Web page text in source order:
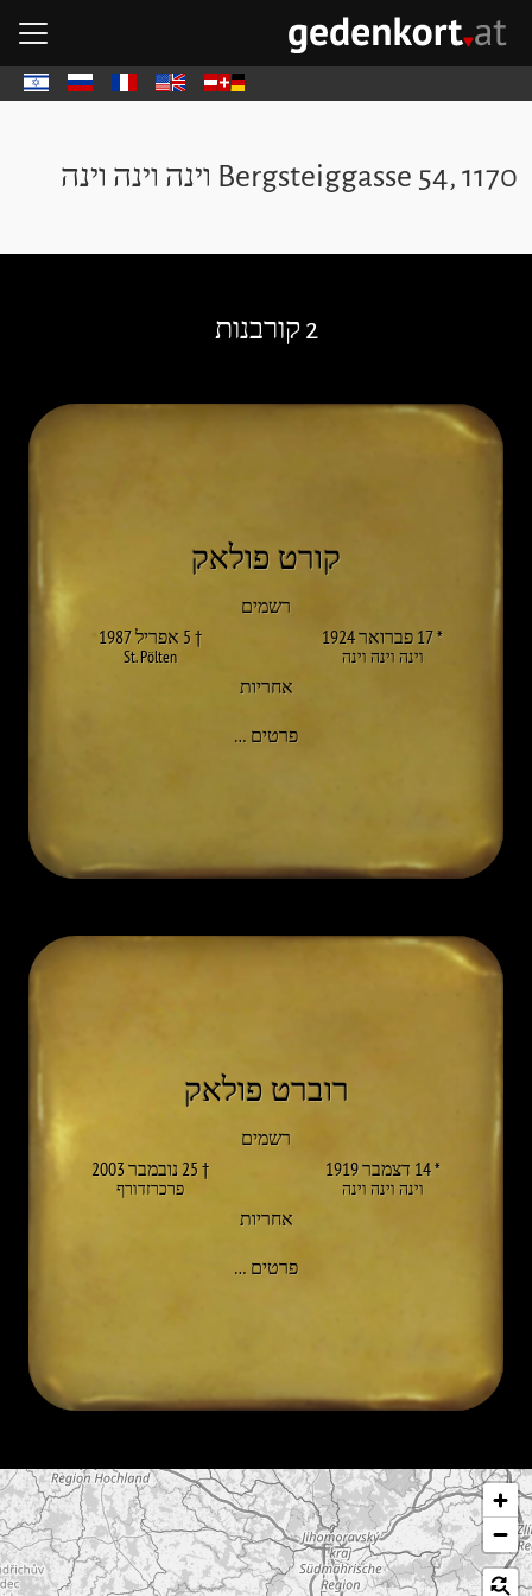
GEDENKORT - דף הבית
Deutsch
English
Français
Русский
Bergsteiggasse 54, 1170 וינה וינה וינה
2 קורבנות
קורט פולאק
רשמים
* 17 פברואר 1924
וינה וינה וינה
† 5 אפריל 1987
St. Pölten
אחריות
פרטים …
רוברט פולאק
רשמים
* 14 דצמבר 1919
וינה וינה וינה
† 25 נובמבר 2003
פרכרזדורף
אחריות
פרטים …
דלג על המפה